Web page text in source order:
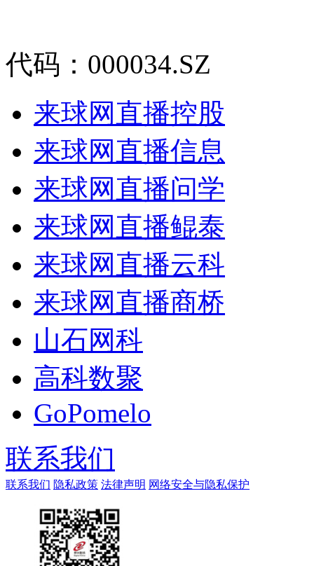
代码：000034.SZ
来球网直播控股
来球网直播信息
来球网直播问学
来球网直播鲲泰
来球网直播云科
来球网直播商桥
山石网科
高科数聚
GoPomelo
联系我们
联系我们 隐私政策 法律声明 网络安全与隐私保护